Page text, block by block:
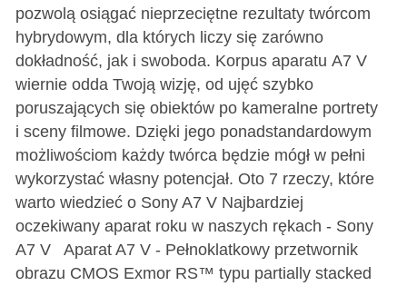
pozwolą osiągać nieprzeciętne rezultaty twórcom
hybrydowym, dla których liczy się zarówno
dokładność, jak i swoboda. Korpus aparatu A7 V
wiernie odda Twoją wizję, od ujęć szybko
poruszających się obiektów po kameralne portrety
i sceny filmowe. Dzięki jego ponadstandardowym
możliwościom każdy twórca będzie mógł w pełni
wykorzystać własny potencjał. Oto 7 rzeczy, które
warto wiedzieć o Sony A7 V Najbardziej
oczekiwany aparat roku w naszych rękach - Sony
A7 V Aparat A7 V - Pełnoklatkowy przetwornik
obrazu CMOS Exmor RS™ typu partially stacked